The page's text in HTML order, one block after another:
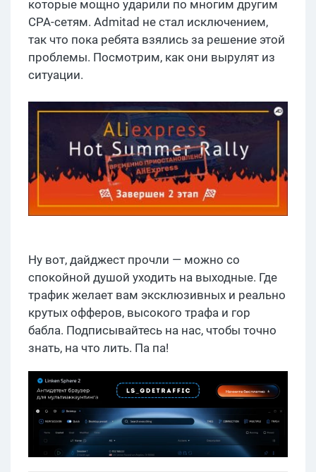
которые мощно ударили по многим другим
СРА-сетям. Admitad не стал исключением,
так что пока ребята взялись за решение этой
проблемы. Посмотрим, как они вырулят из
ситуации.
Ну вот, дайджест прочли — можно со
спокойной душой уходить на выходные. Где
трафик желает вам эксклюзивных и реально
крутых офферов, высокого трафа и гор
бабла. Подписывайтесь на нас, чтобы точно
знать, на что лить. Па па!